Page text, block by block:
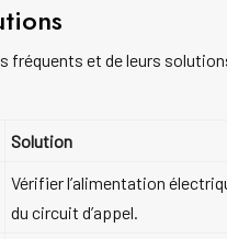
fréquents et de leurs
Solution
Vérifier l’alimentation
du circuit d’appel.